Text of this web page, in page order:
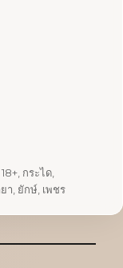
ป้าย
กำกับ
18+ กระได
า ยักษ์ เพชร